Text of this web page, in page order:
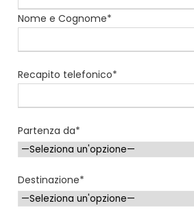
Nome e Cognome*
Recapito telefonico*
Partenza da*
Destinazione*